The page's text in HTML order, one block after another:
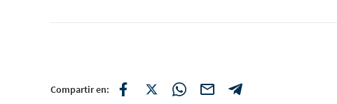
Compartir en: